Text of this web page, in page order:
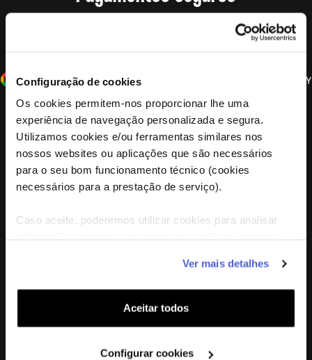
Configuração de cookies
Os cookies permitem-nos proporcionar lhe uma
experiência de navegação personalizada e segura.
Utilizamos cookies e/ou ferramentas similares nos
nossos websites ou aplicações que são necessários
para o seu bom funcionamento técnico (cookies
necessários para a prestação de serviço).
Caso aceite, poderemos utilizar cookies para analisar
funcionalidades (cookies de personalização e
funcionalidade) e adaptar anúncios aos seus interesses
(cookies de publicidade personalizada). Pode gerir a
Ver mais detalhes
Aceitar todos
Configurar cookies
Compre com confiança sabendo que os seus pagamentos
são processados de forma segura através da
Não acredites só na nossa palavra.